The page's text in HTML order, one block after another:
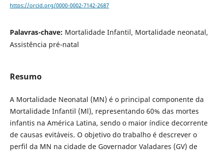
https://orcid.org/0000-0002-7142-2687
Palavras-chave: Mortalidade Infantil, Mortalidade neonatal,
Assistência pré-natal
Resumo
A Mortalidade Neonatal (MN) é o principal componente da
Mortalidade Infantil (Ml), representando 60% das mortes
infantis na América Latina, sendo o maior índice decorrente
de causas evitáveis. O objetivo do trabalho é descrever o
perfil da MN na cidade de Governador Valadares (GV) de